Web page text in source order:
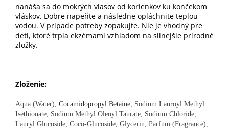
nanáša sa do mokrých vlasov od korienkov ku končekom
vláskov. Dobre napeňte a následne opláchnite teplou
vodou. V prípade potreby zopakujte. Nie je vhodný pre
deti, ktoré trpia ekzémami vzhľadom na silnejšie prírodné
zložky.
Zloženie:
Aqua (Water), Cocamidopropyl Betaine, Sodium Lauroyl Methyl
Isethionate, Sodium Methyl Oleoyl Taurate, Sodium Chloride,
Lauryl Glucoside, Coco-Glucoside, Glycerin, Parfum (Fragrance),